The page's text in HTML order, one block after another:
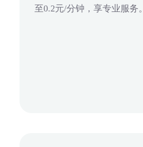
至0.2元/分钟，享专业服务。